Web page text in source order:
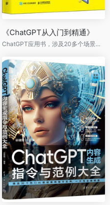
《ChatGPT从入门到精通》
ChatGPT应用书，涉及20多个场景，涵盖高效办公+打造IP+副业赚钱+新知学习+生活质量提升